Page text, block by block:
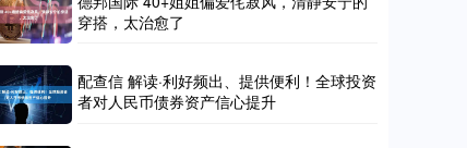
穿搭，太治愈了
配查信 解读·利好频出、提供便利！全球投资
者对人民币债券资产信心提升